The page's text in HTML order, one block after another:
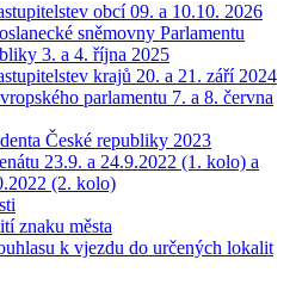
obcí 09. a 10.10. 2026
sněmovny Parlamentu
3. a 4. října 2025
krajů 20. a 21. září 2024
parlamentu 7. a 8. června
České republiky 2023
23.9. a 24.9.2022 (1. kolo) a
(2. kolo)
znaku města
k vjezdu do určených lokalit